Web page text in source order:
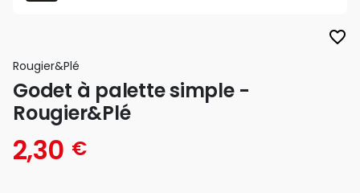
favorite_border
Rougier&plé
Godet à palette simple -
Rougier&Plé
2,30 €